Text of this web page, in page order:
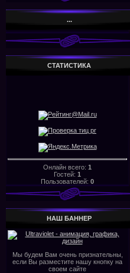
...
СТАТИСТИКА
Онлайн всего: 1
Гостей: 1
Пользователей: 0
НАШ БАHHЕР
Мы будем Вам очень признательны,
если Вы разместите нашу кнопку на
своем сайте